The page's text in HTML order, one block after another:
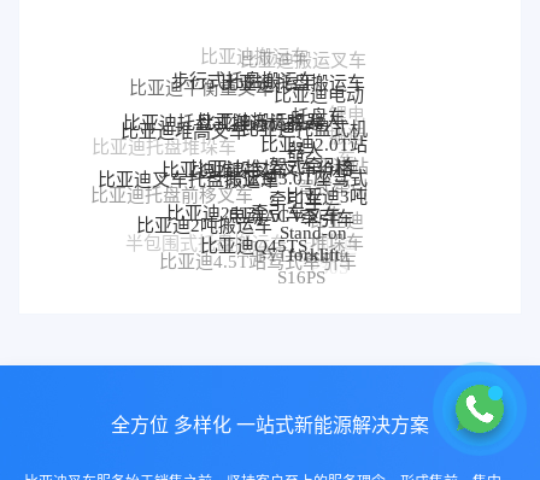
比亚迪平衡重叉车
步行式托盘搬运车
比亚迪托盘搬运车
比亚迪电动
托盘车锂电
搬运
车
比亚迪托盘堆垛车
比亚迪堆高叉车
比亚迪托盘式搬运机器人
比亚迪搬运机器人
比亚迪托盘式机
器人
比亚迪2.0T站
驾式牵引车
比亚迪站
驾式牵引
车
比亚迪托盘前移叉车
比亚迪叉车托盘搬运车
比亚迪堆垛叉车
比亚迪堆垛叉车价格
比亚迪3.0T座驾式
牵引车
比亚迪3吨
牵引车
比亚迪
堆垛车
比亚迪
P30S
比亚迪仓储叉车
半包围式托盘搬运车
比亚迪2吨搬运车
比亚迪25T牵引车
电动AGV叉车
Stand-on
forklift
BYD forklift
S16PS
比亚迪4.5T站驾式牵引车
比亚迪Q45TS
全方位 多样化 一站式新能源解决方案